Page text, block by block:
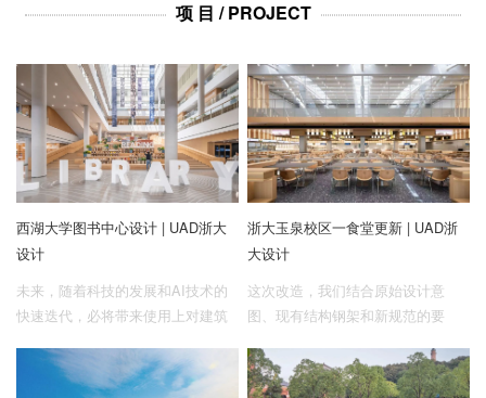
项 目 / PROJECT
西湖大学图书中心设计 | UAD浙大
设计
未来，随着科技的发展和AI技术的
快速迭代，必将带来使用上对建筑
浙大玉泉校区一食堂更新 | UAD浙
大设计
这次改造，我们结合原始设计意
图、现有结构钢架和新规范的要
排烟、自然采光于一体的多功能天
窗，巧妙融合了采光、通风与防水